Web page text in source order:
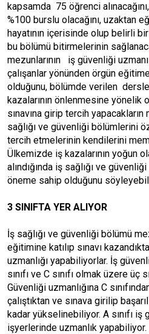
kapsamda 75 öğrenci
%100 burslu olacağını, uzaktan
hayatının içerisinde olup belirli
bu bölümü bitirmelerinin
mezunlarının iş güvenliği
çalışanlar yönünden örgün
olduğunu, bölümde verilen
kazalarının önlenmesine yönelik
sınavına girip tercih
sağlığı ve güvenliği bölümlerini
tercih etmelerinin kendilerini
Ülkemizde iş kazalarının yoğun
alındığında iş sağlığı ve
öneme sahip olduğunu
3 SINIFTA YER ALIYOR
İş sağlığı ve güvenliği bölümü
eğitimine katılıp sınavı
uzmanlığı yapabiliyorlar. İş
sınıfı ve C sınıfı olmak üzere üç
Güvenliği uzmanlığına C
çalıştıktan ve sınava girilip
kadar yükselinebiliyor. A sınıfı iş
işyerlerinde uzmanlık yapabiliyor.